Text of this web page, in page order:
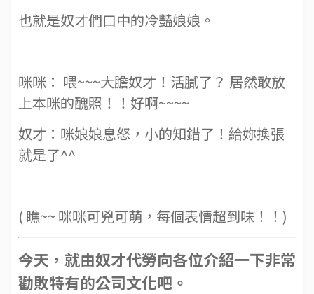
也就是奴才們口中的冷豔娘娘。
咪咪： 喂~~~大膽奴才！活膩了？ 居然敢放
上本咪的醜照！！好啊~~~~
奴才：咪娘娘息怒，小的知錯了！給妳換張
就是了^^
​​( 瞧~~ 咪咪可兇可萌，每個表情超到味！！)
今天，就由奴才代勞向各位介紹一下非常
勸敗特有的公司文化吧。